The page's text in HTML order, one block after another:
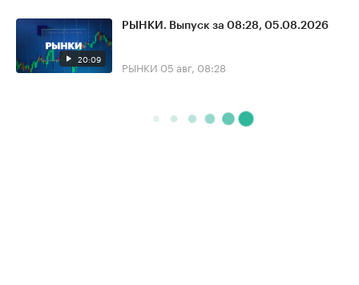
20:09
РЫНКИ. Выпуск за 08:28, 05.08.2026
РЫНКИ 05 авг, 08:28